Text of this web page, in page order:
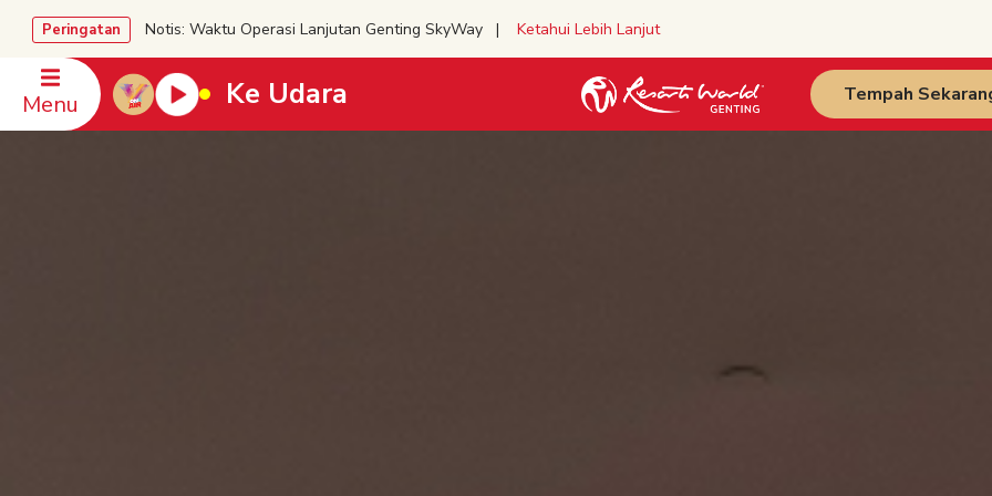
Peringatan Notis: Waktu Operasi Lanjutan Genting SkyWay | Ketahui Lebih Lanjut
Menu Ke Udara Tempah